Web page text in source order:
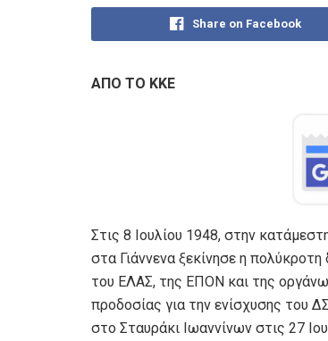
Share on Facebook
ΑΠΟ ΤΟ ΚΚΕ
Στις 8 Ιουλίου 1948, στην
στα Γιάννενα ξεκίνησε η
του ΕΛΑΣ, της ΕΠΟΝ και της
προδοσίας για την ενίσχυσης του
στο Σταυράκι Ιωαννίνων στις 27